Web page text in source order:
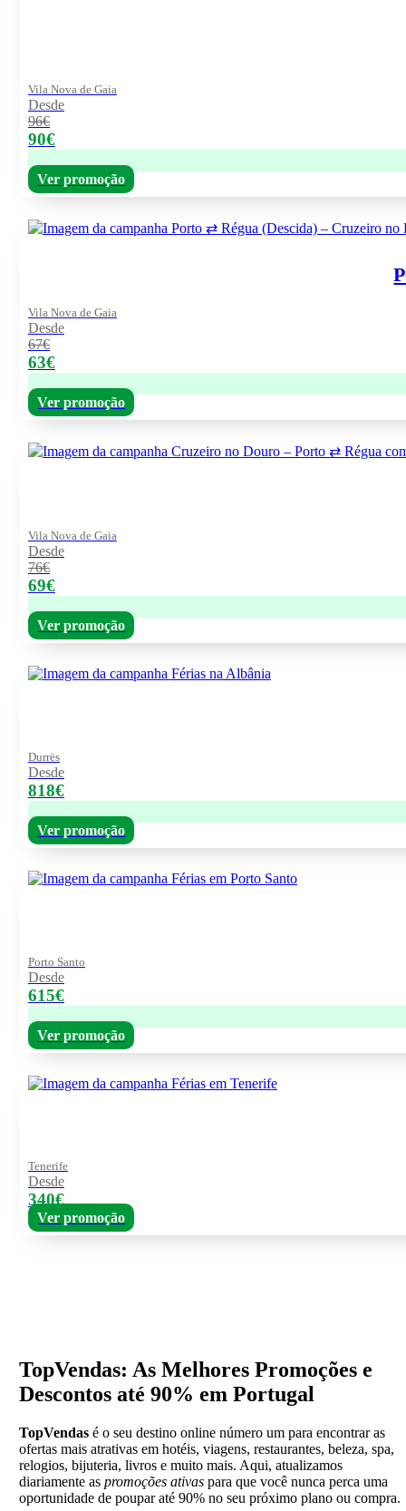
Vila Nova de Gaia
Desde
96€
90€
Ver promoção
Vila Nova de Gaia
Desde
67€
63€
Ver promoção
Vila Nova de Gaia
Desde
76€
69€
Ver promoção
Durrës
Desde
818€
Ver promoção
Porto Santo
Desde
615€
Ver promoção
Tenerife
Desde
340€
Ver promoção
TopVendas: As Melhores Promoções e
Descontos até 90% em Portugal
TopVendasé o seu destino online número um para encontrar as
ofertas mais atrativas em hotéis, viagens, restaurantes, beleza, spa,
relogios, bijuteria, livros e muito mais. Aqui, atualizamos
diariamente as promoções ativaspara que você nunca perca uma
oportunidade de poupar até 90% no seu próximo plano ou compra.